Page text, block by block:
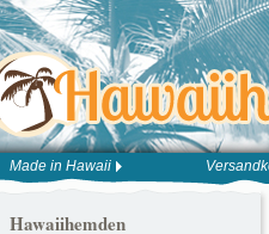
Made in Hawaii
Hawaiihemden